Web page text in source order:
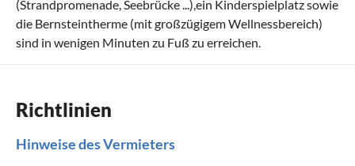
(Strandpromenade, Seebrücke ...),ein Kinderspielplatz sowie
die Bernsteintherme (mit großzügigem Wellnessbereich)
sind in wenigen Minuten zu Fuß zu erreichen.
Richtlinien
Hinweise des Vermieters